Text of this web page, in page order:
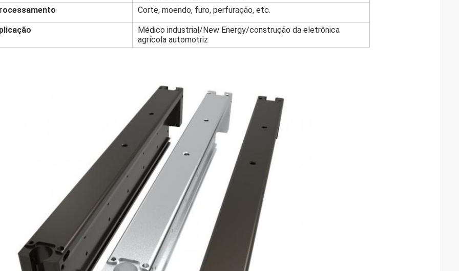
Corte, moendo, furo, perfuração, etc.
Médico industrial/New Energy/construção da eletrônica
agrícola automotriz